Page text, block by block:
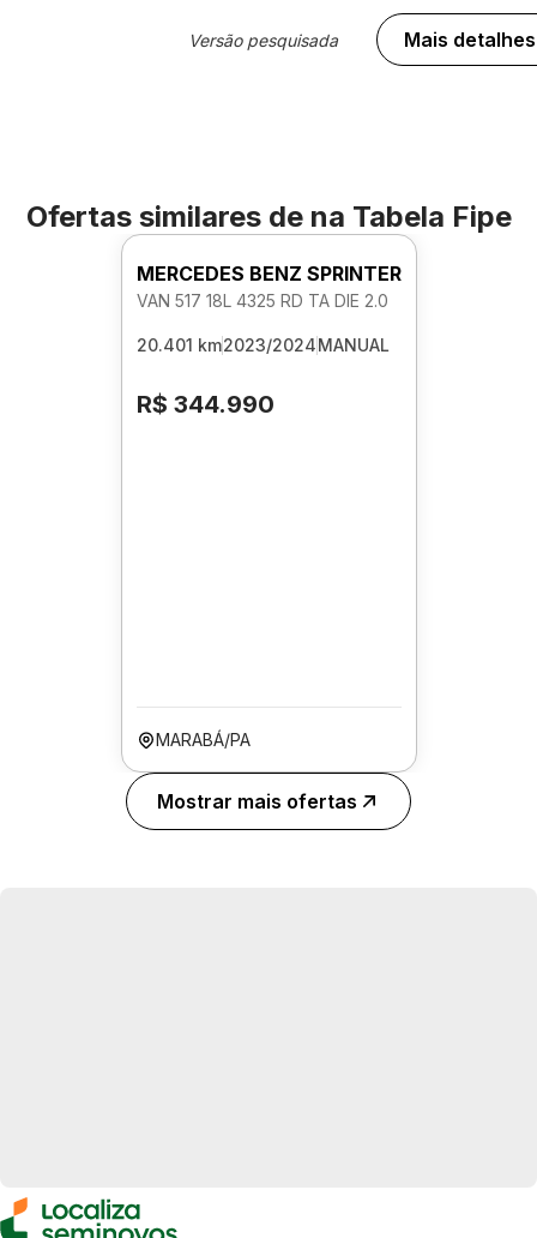
Versão pesquisada Mais detalhes
Ofertas similares de na Tabela Fipe
MERCEDES BENZ SPRINTER
VAN 517 18L 4325 RD TA DIE 2.0
20.401 km2023/2024MANUAL
R$ 344.990
MARABÁ/PA
Mostrar mais ofertas